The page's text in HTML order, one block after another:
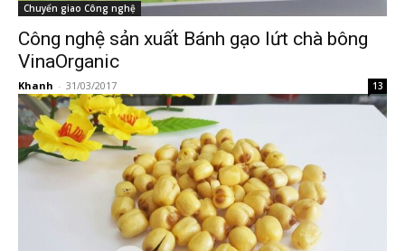
Chuyển giao Công nghệ
Công nghệ sản xuất Bánh gạo lứt chà bông
VinaOrganic
Khanh - 31/03/2017 13